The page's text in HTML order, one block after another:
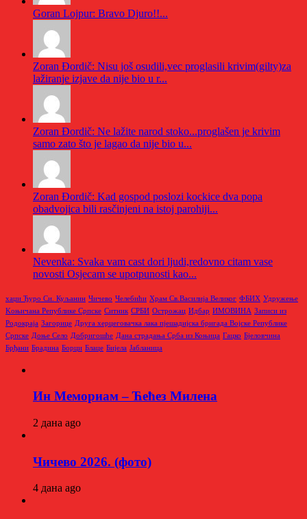
Goran Lojpur: Bravo Djuro!!...
Zoran Đordič: Nisu još osudili,vec proglasili krivim(gilty)za
lažiranje izjave da nije bio u r...
Zoran Đordič: Ne lažite narod stoko...proglašen je krivim
samo zato što je lagao da nije bio u...
Zoran Đordič: Kad gospod poslozi kockice dva popa
obadvojica bili rasčinjeni na istoj parohiji...
Nevenka: Svaka vam cast dori ljudi,redovno citam vase
novosti Osjecam se upotpunosti kao...
хаџи Ђуро Си. Куљанин Чичево Челебићи Храм Св.Василија Великог ФБИХ Удружење
Kоњичана Републике Српске Ситник СРБИ Острожац Идбар ИМОВИНА Записи из
Родoкраја Загорице Друга херцеговачка лака пјешадијска бригада Војске Републике
Српске Доње Село Добригошће Дана страдања Срба из Коњица Гацко Бјеловчина
Брђани Брадина Борци Блаце Бијела Јабланица
Ин Мемориам – Ћећез Милена
2 дана ago
Чичево 2026. (фото)
4 дана ago